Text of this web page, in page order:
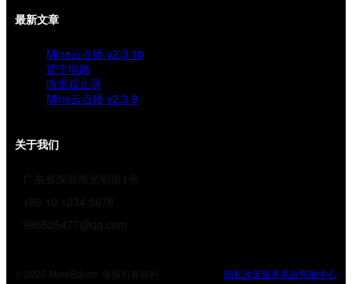
最新文章
Mine云点播 v2.3.10
皆宁电路
听雷观止录
Mine云点播 v2.3.9
关于我们
广东省深圳市光明街1号
+86 10 1234 5678
995525477@qq.com
© 2025 MineEducn. 保留所有权利 隐私政策服务条款帮助中心